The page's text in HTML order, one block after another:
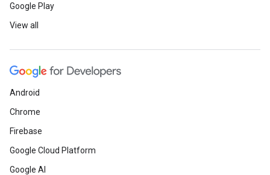
Google Play
View all
Android
Chrome
Firebase
Google Cloud Platform
Google AI